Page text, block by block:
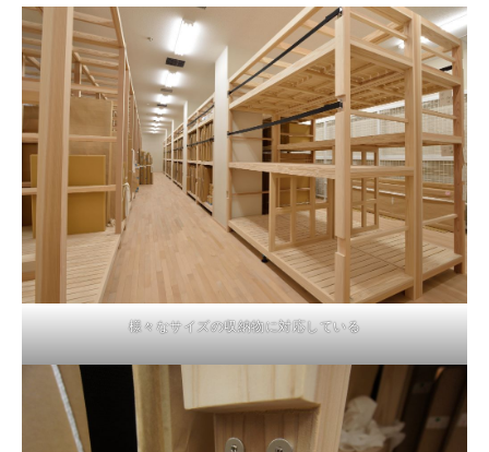
様々なサイズの収納物に対応している